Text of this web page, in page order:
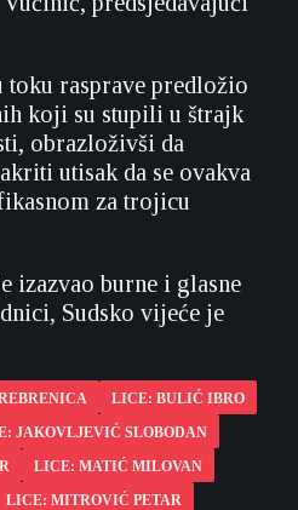
rasprave predložio
koji su stupili u štrajk
obrazloživši da
utisak da se ovakva
za trojicu
burne i glasne
Sudsko vijeće je
LICE: BULIĆ IBRO
JAKOVLJEVIĆ SLOBODAN
LICE: MATIĆ MILOVAN
LICE: MITROVIĆ PETAR